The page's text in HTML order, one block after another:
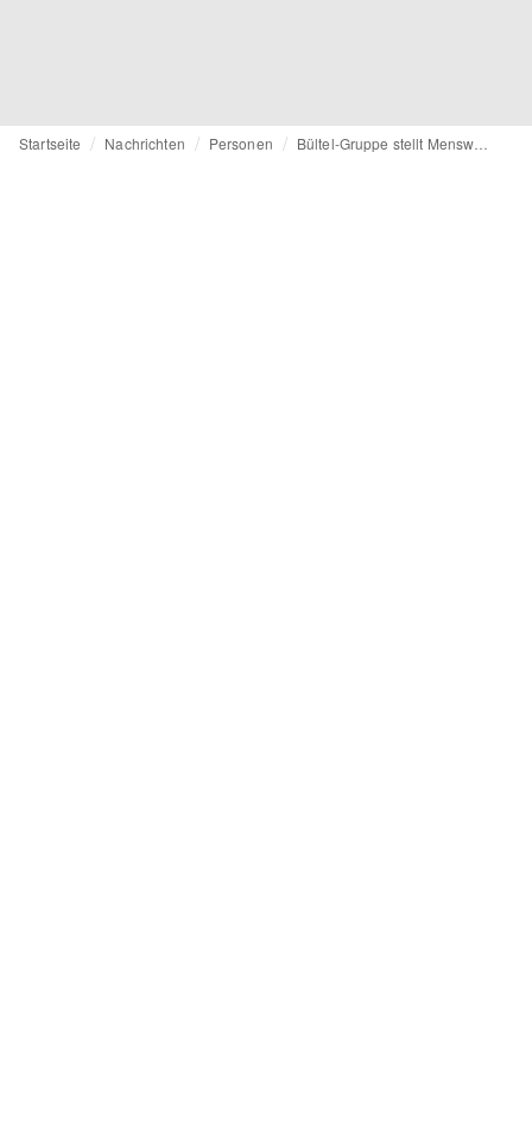
Startseite Nachrichten Personen